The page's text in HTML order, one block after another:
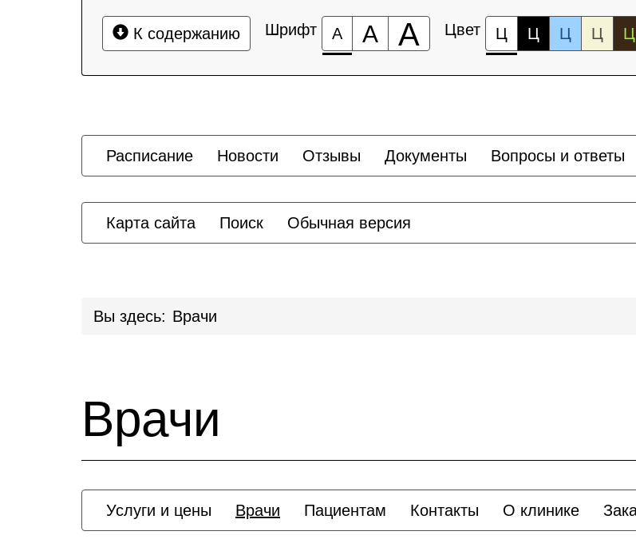
К содержанию Шрифт А А А Цвет Ц Ц Ц Ц Ц
Расписание Новости Отзывы Документы Вопросы и ответы
Карта сайта Поиск Обычная версия
Вы здесь: Врачи
Врачи
Услуги и цены Врачи Пациентам Контакты О клинике